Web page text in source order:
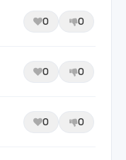
0 0
0 0
0 0